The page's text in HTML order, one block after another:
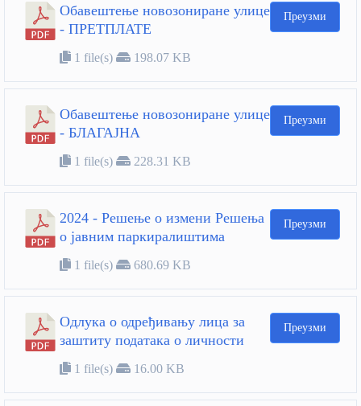
Обавештење новозониране улице
- ПРЕТПЛАТЕ
1 file(s) 198.07 KB
Преузми
Обавештење новозониране улице
- БЛАГАЈНА
1 file(s) 228.31 KB
Преузми
2024 - Решење о измени Решења
о јавним паркиралиштима
1 file(s) 680.69 KB
Преузми
Oдлука о одређивању лица за
заштиту података о личности
1 file(s) 16.00 KB
Преузми